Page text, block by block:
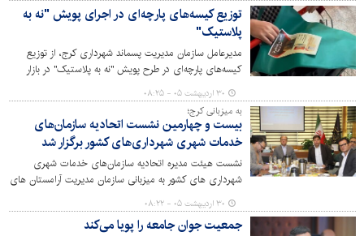
توزیع کیسه‌های پارچه‌ای در اجرای پویش "نه به
پلاستیک"
مدیرعامل سازمان مدیریت پسماند شهرداری کرج، از توزیع
کیسه‌های پارچه‌ای در طرح پویش "نه به پلاستیک" در بازار
روزهای کرج خبر داد.
۳۰ اردیبهشت ۰۵ - ۰۸:۲۵
به میزبانی کرج؛
بیست و چهارمین نشست اتحادیه سازمان‌های
خدمات شهری شهرداری‌های کشور برگزار شد
نشست هیئت مدیره اتحادیه سازمان‌های خدمات شهری
شهرداری های کشور به میزبانی سازمان مدیریت آرامستان های
شهرداری کرج در محل گلزار شهدای بهشت سکینه (س) برگزار
شد.
۳۰ اردیبهشت ۰۵ - ۰۸:۲۲
جمعیت جوان جامعه را پویا می‌کند